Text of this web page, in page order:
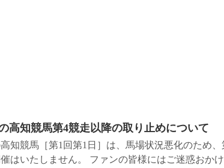
高知競馬第4競走以降の取り止めについて
知競馬［第1回第1日］は、馬場状況悪化のため
はいたしません。 ファンの皆様にはご迷惑おか